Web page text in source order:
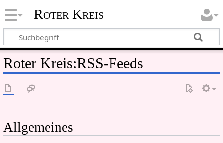
Roter Kreis
Roter Kreis:RSS-Feeds
Allgemeines